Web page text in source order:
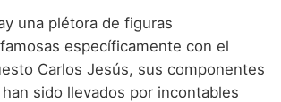
una plétora de figuras
específicamente con el
Carlos Jesús, sus componentes
sido llevados por incontables